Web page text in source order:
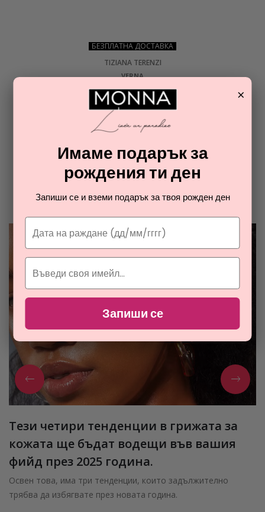
БЕЗПЛАТНА ДОСТАВКА
TIZIANA TERENZI
VERNA
парфюмен екстракт унисекс
ОТ РАЯ НА ПАРФЮМИТЕ И
КОЗМЕТИКАТА
Разгледайте най-новите ни тайни съвети за парфюмите и
Тези четири тенденции в грижата за
кожата ще бъдат водещи във вашия
фийд през 2025 година.
Освен това, има три тенденции, които задължително
трябва да избягвате през новата година.
×
Имаме подарък за
рождения ти ден
Запиши се и вземи подарък за твоя рожден ден
Запиши се